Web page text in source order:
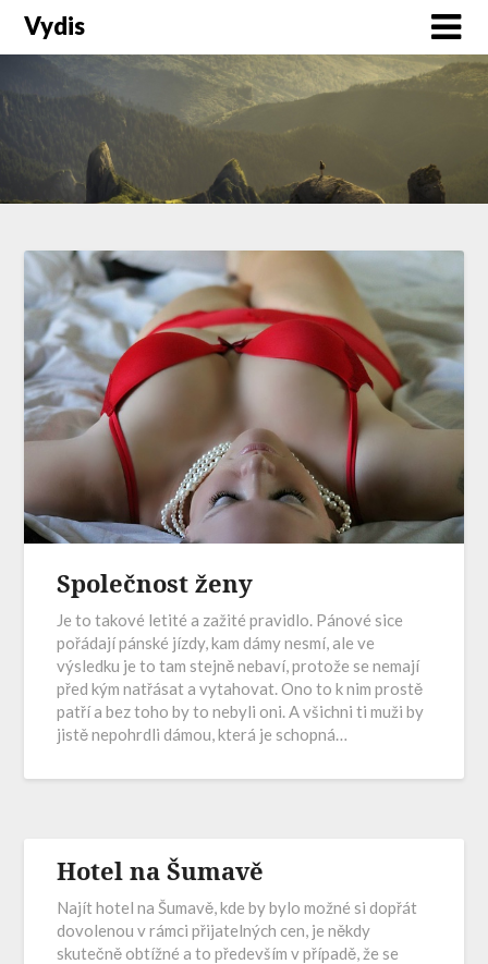
Vydis
Společnost ženy
Je to takové letité a zažité pravidlo. Pánové sice
pořádají pánské jízdy, kam dámy nesmí, ale ve
výsledku je to tam stejně nebaví, protože se nemají
před kým natřásat a vytahovat. Ono to k nim prostě
patří a bez toho by to nebyli oni. A všichni ti muži by
jistě nepohrdli dámou, která je schopná…
Hotel na Šumavě
Najít hotel na Šumavě, kde by bylo možné si dopřát
dovolenou v rámci přijatelných cen, je někdy
skutečně obtížné a to především v případě, že se